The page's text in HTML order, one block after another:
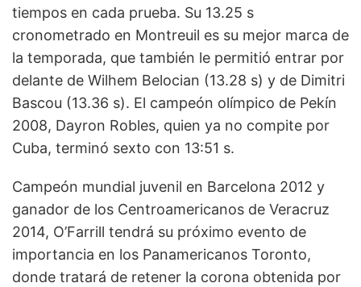
tiempos en cada prueba. Su 13.25 s
cronometrado en Montreuil es su mejor marca de
la temporada, que también le permitió entrar por
delante de Wilhem Belocian (13.28 s) y de Dimitri
Bascou (13.36 s). El campeón olímpico de Pekín
2008, Dayron Robles, quien ya no compite por
Cuba, terminó sexto con 13:51 s.
Campeón mundial juvenil en Barcelona 2012 y
ganador de los Centroamericanos de Veracruz
2014, O’Farrill tendrá su próximo evento de
importancia en los Panamericanos Toronto,
donde tratará de retener la corona obtenida por